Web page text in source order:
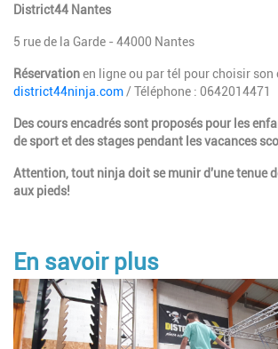
Description
District44 Nantes
5 rue de la Garde - 44000 Nantes
Réservationen ligne ou par tél pour choisir son
district44ninja.com / Téléphone : 0642014471
Des cours encadrés sont proposés pour les
de sport et des stages pendant les vacances
Attention, tout ninja doit se munir d'une tenue
aux pieds!
En savoir plus